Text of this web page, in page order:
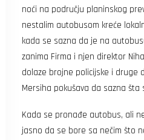
noći na području planinskog
nestalim autobusom kreće
kada se sazna da je na
zanima Firma i njen direktor
dolaze brojne policijske i druge
Mersiha pokušava da sazna šta
Kada se pronađe autobus, ali
jasno da se bore sa nečim što